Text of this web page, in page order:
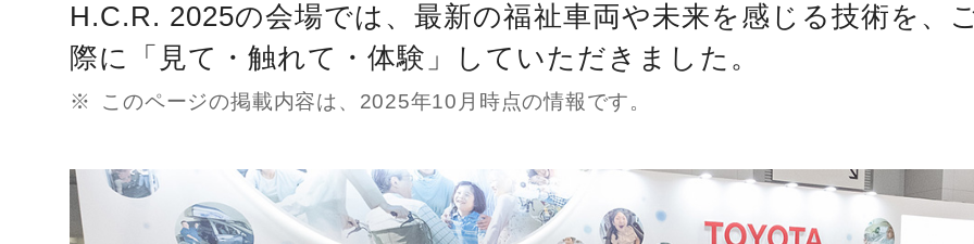
H.C.R. 2025の会場では、最新の福祉車両や未来を感じる技術を、
際に「見て・触れて・体験」していただきました。
このページの掲載内容は、2025年10月時点の情報です。